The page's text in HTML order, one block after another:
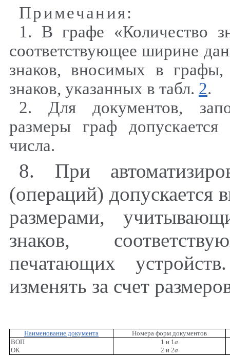
Примечания:
1. В графе «Количество
соответствующее ширине
знаков, вносимых в
знаков, указанных в табл. 2.
2. Для документов,
размеры граф
числа.
8. При
(операций) допускается
размерами,
знаков,
печатающих
изменять за счет
Наименование документа
Номера форм документов
ВОП
1 и 1a
ОК
2 и 2а